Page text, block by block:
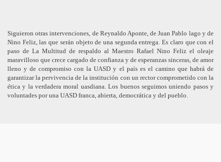
Siguieron otras intervenciones, de Reynaldo Aponte, de Juan Pablo lago y de
Nino Feliz, las que serán objeto de una segunda entrega. Es claro que con el
paso de La Multitud de respaldo al Maestro Rafael Nino Feliz el oleaje
maravilloso que crece cargado de confianza y de esperanzas sinceras, de amor
lleno y de compromiso con la UASD y el país es el camino que habrá de
garantizar la pervivencia de la institución con un rector comprometido con la
ética y la verdadera moral uasdiana. Los buenos seguimos uniendo pasos y
voluntades por una UASD franca, abierta, democrática y del pueblo.